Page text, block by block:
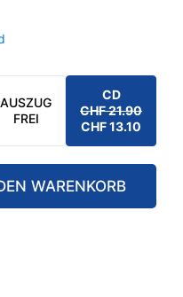
AUSZUG
FREI
CD
CHF21.90
PREIS
WAR:
CHF 21.90
CHF13.10
AKTUELLER
PREIS
IST:
CHF 13.10.
WARENKORB